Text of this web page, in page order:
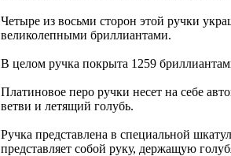
Четыре из восьми сторон этой ручки
великолепными бриллиантами.
В целом ручка покрыта 1259
Платиновое перо ручки несет на себе
ветви и летящий голубь.
Ручка представлена в специальной
представляет собой руку, держащую